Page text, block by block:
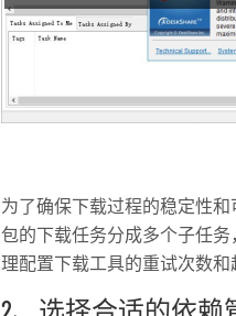
为了确保下载过程的稳定性
包的下载任务分成多个子任
理配置下载工具的重试次数和